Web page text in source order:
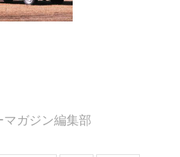
ガジン編集部